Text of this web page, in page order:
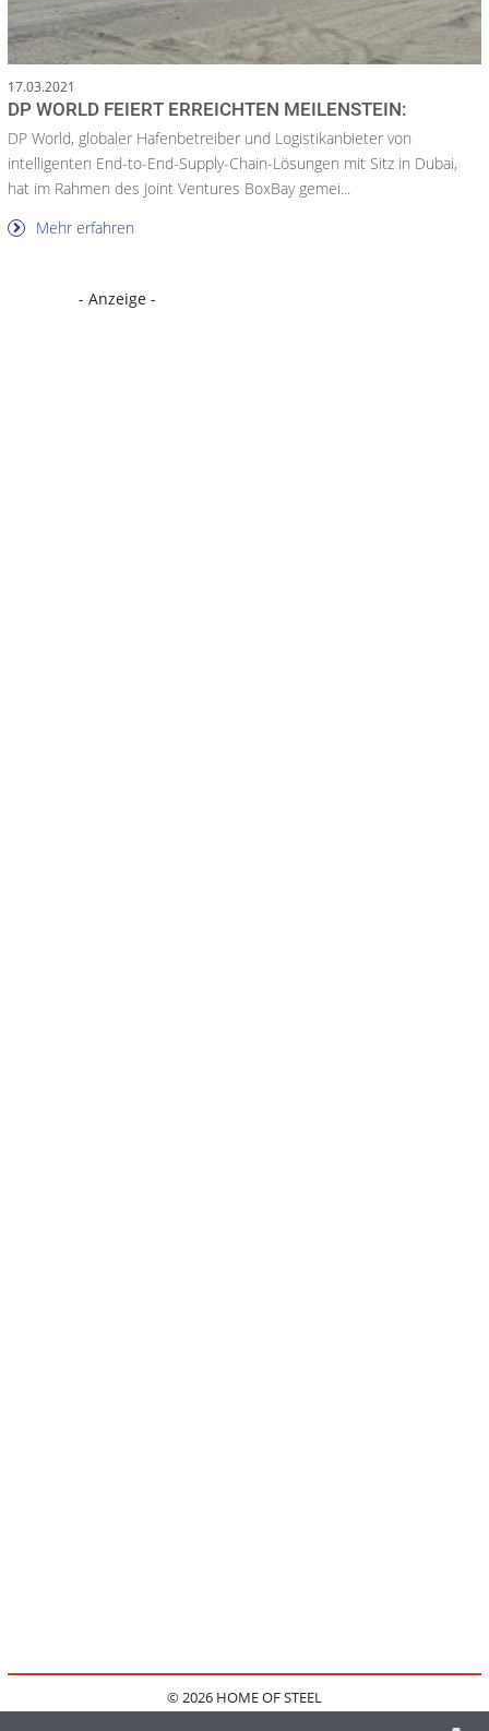
17.03.2021
DP WORLD FEIERT ERREICHTEN MEILENSTEIN:
DP World, globaler Hafenbetreiber und Logistikanbieter von
intelligenten End-to-End-Supply-Chain-Lösungen mit Sitz in Dubai,
hat im Rahmen des Joint Ventures BoxBay gemei...
Mehr erfahren
- Anzeige -
© 2026 HOME OF STEEL